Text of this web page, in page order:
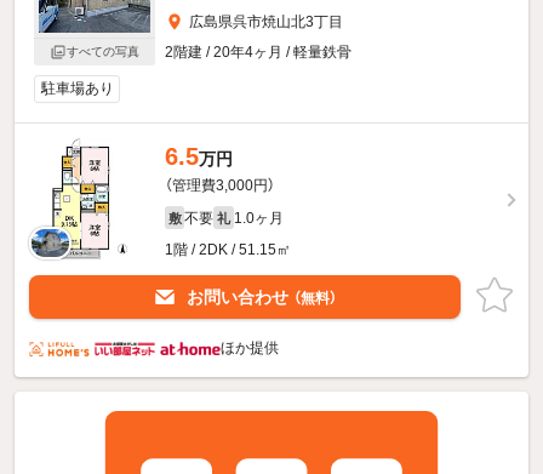
すべての写真
広島県呉市焼山北3丁目
2階建 / 20年4ヶ月 / 軽量鉄骨
駐車場あり
6.5万円
（管理費3,000円）
敷 不要 礼 1.0ヶ月
1階 / 2DK / 51.15㎡
お問い合わせ （無料）
ほか提供